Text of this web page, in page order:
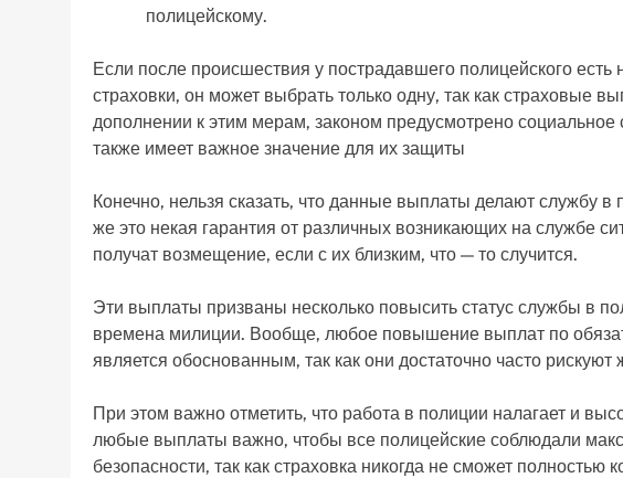
полицейскому.
Если после происшествия у пострадавшего полицейского есть
страховки, он может выбрать только одну, так как страховые
дополнении к этим мерам, законом предусмотрено социальное
также имеет важное значение для их защиты
Конечно, нельзя сказать, что данные выплаты делают службу
же это некая гарантия от различных возникающих на службе
получат возмещение, если с их близким, что — то случится.
Эти выплаты призваны несколько повысить статус службы в
времена милиции. Вообще, любое повышение выплат по
является обоснованным, так как они достаточно часто
При этом важно отметить, что работа в полиции налагает и
любые выплаты важно, чтобы все полицейские соблюдали
безопасности, так как страховка никогда не сможет